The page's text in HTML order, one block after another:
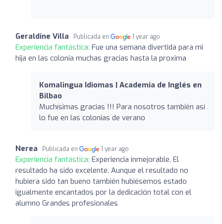
Geraldine Villa Publicada en 1 year ago
Experiencia fantástica: Fue una semana divertida para mi
hija en las colonia muchas gracias hasta la proxima
Komalingua Idiomas | Academia de Inglés en
Bilbao
Muchísimas gracias !!! Para nosotros también así
lo fue en las colonias de verano
Nerea Publicada en 1 year ago
Experiencia fantástica: Experiencia inmejorable. El
resultado ha sido excelente. Aunque el resultado no
hubiera sido tan bueno también hubiésemos estado
igualmente encantados por la dedicación total con el
alumno Grandes profesionales